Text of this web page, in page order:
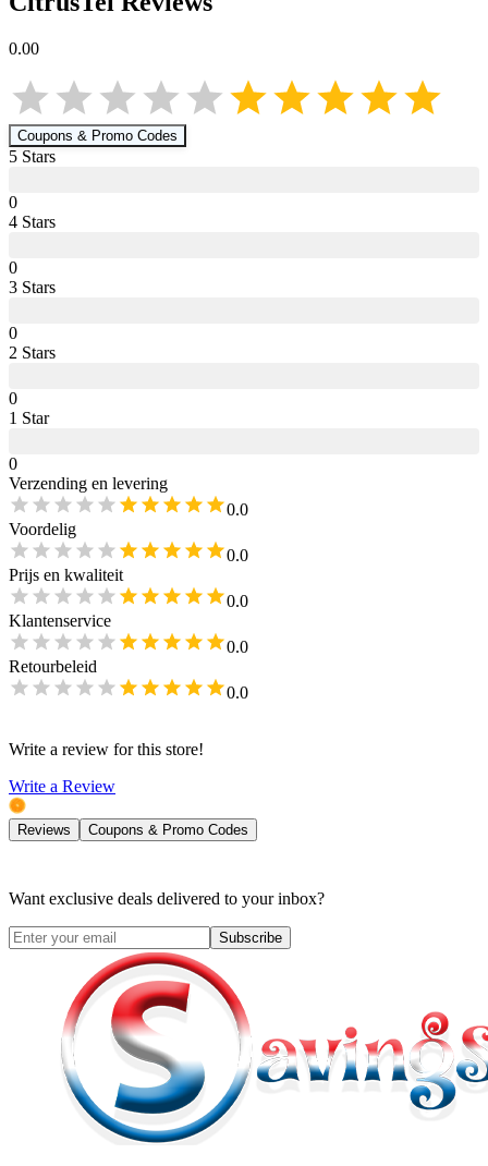
0.00
Coupons & Promo Codes
5 Stars
0
4 Stars
0
3 Stars
0
2 Stars
0
1 Star
0
Verzending en levering
0.0
Voordelig
0.0
Prijs en kwaliteit
0.0
Klantenservice
0.0
Retourbeleid
0.0
Write a review for this store!
Write a Review
Reviews Coupons & Promo Codes
Want exclusive deals delivered to your inbox?
Subscribe